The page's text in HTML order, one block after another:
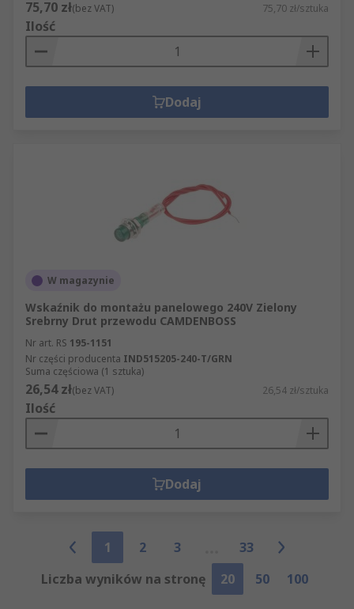
75,70 zł(bez VAT) 75,70 zł/sztuka
Ilość
Dodaj
W magazynie
Wskaźnik do montażu panelowego 240V Zielony
Srebrny Drut przewodu CAMDENBOSS
Nr art. RS 195-1151
Nr części producenta IND515205-240-T/GRN
Suma częściowa (1 sztuka)
26,54 zł(bez VAT) 26,54 zł/sztuka
Ilość
Dodaj
1 2 3
33
Liczba wyników na stronę
20 50 100